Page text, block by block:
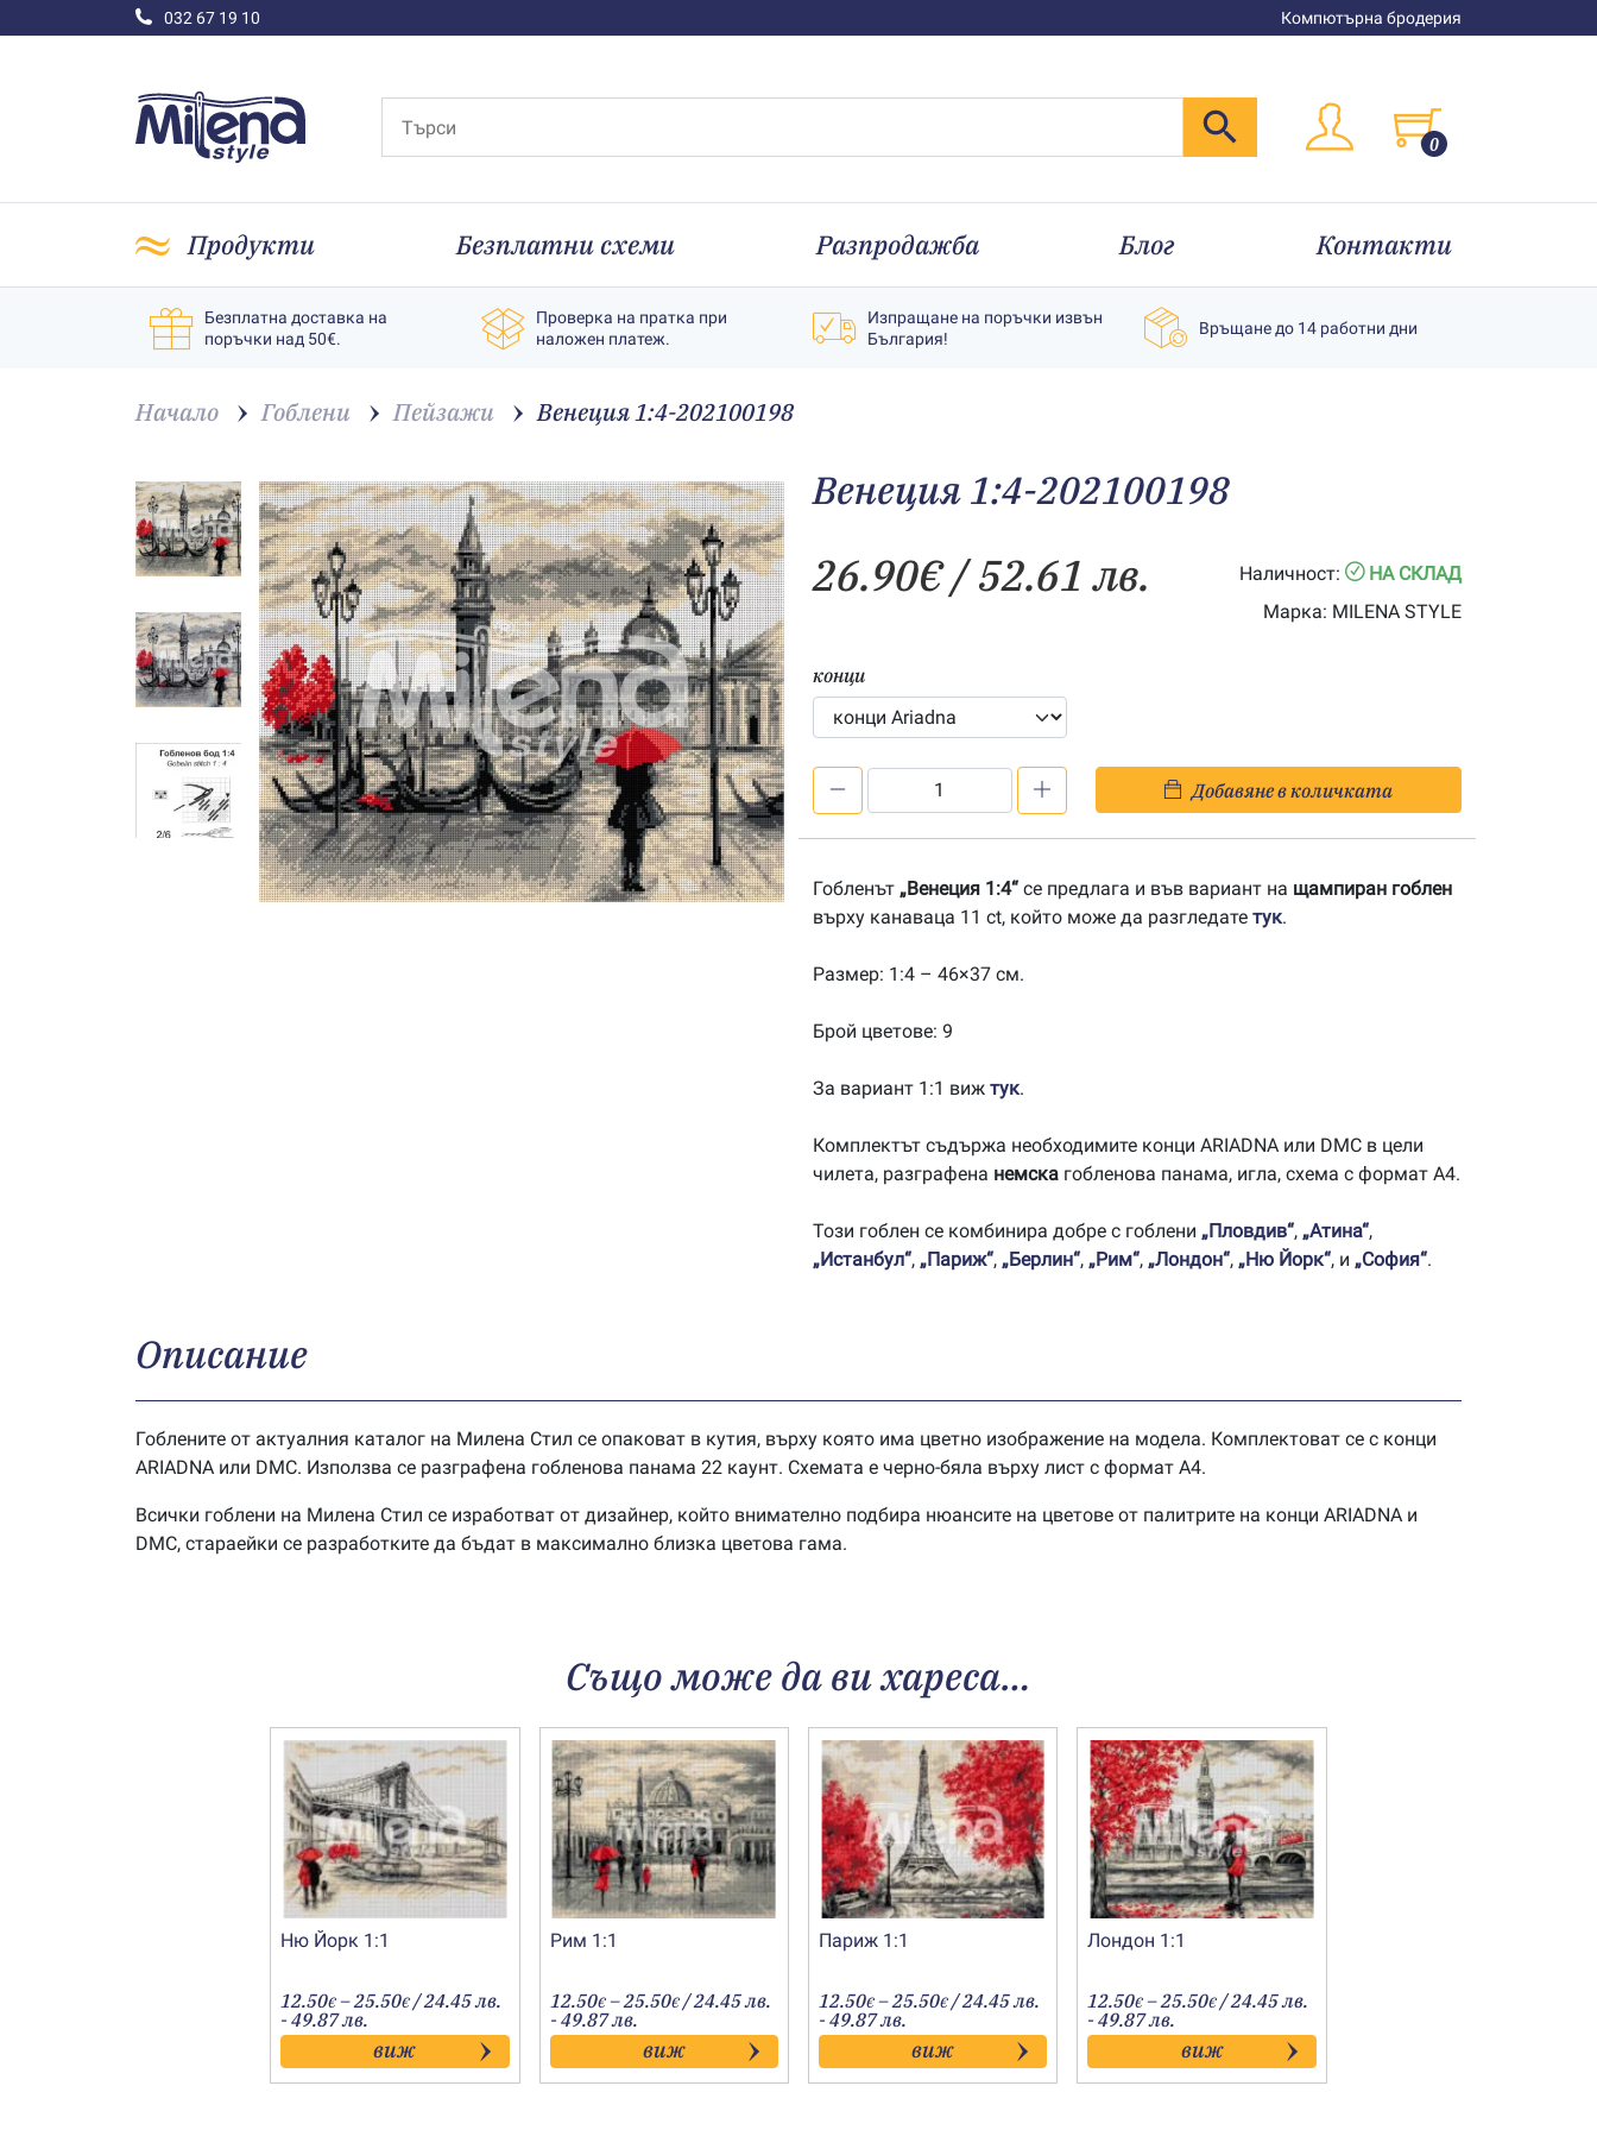
032 67 19 10 Компютърна бродерия
0
Продукти Безплатни схеми Разпродажба Блог Контакти
Безплатна доставка на
поръчки над 50€.
Проверка на пратка при
наложен платеж.
Изпращане на поръчки извън
България!
Връщане до 14 работни дни
Начало Гоблени Пейзажи Венеция 1:4-202100198
Венеция 1:4-202100198
26.90€/ 52.61 лв. Наличност:
НА СКЛАД
Марка: MILENA STYLE
конци
1:4-
202100198
Добавяне в количката
Гобленът „Венеция 1:4“ се предлага и във вариант на щампиран гоблен
върху канаваца 11 ct, който може да разгледате тук.
Размер: 1:4 – 46×37 см.
Брой цветове: 9
За вариант 1:1 виж тук.
Комплектът съдържа необходимите конци ARIADNA или DMC в цели
чилета, разграфена немска гобленова панама, игла, схема с формат А4.
Този гоблен се комбинира добре с гоблени „Пловдив“, „Атина“,
„Истанбул“, „Париж“, „Берлин“, „Рим“, „Лондон“, „Ню Йорк“, и „София“.
Описание
Гоблените от актуалния каталог на Милена Стил се опаковат в кутия, върху която има цветно изображение на модела. Комплектоват се с конци
ARIADNA или DMC. Използва се разграфена гобленова панама 22 каунт. Схемата е черно-бяла върху лист с формат А4.
Всички гоблени на Милена Стил се изработват от дизайнер, който внимателно подбира нюансите на цветове от палитрите на конци ARIADNA и
DMC, стараейки се разработките да бъдат в максимално близка цветова гама.
Също може да ви хареса…
Ню Йорк 1:1
12.50€ –25.50€Price
range:
12.50€
through
25.50€
/ 24.45 лв.
- 49.87 лв.
виж
Рим 1:1
12.50€ –25.50€Price
range:
12.50€
through
25.50€
/ 24.45 лв.
- 49.87 лв.
виж
Париж 1:1
12.50€ –25.50€Price
range:
12.50€
through
25.50€
/ 24.45 лв.
- 49.87 лв.
виж
Лондон 1:1
12.50€ –25.50€Price
range:
12.50€
through
25.50€
/ 24.45 лв.
- 49.87 лв.
виж